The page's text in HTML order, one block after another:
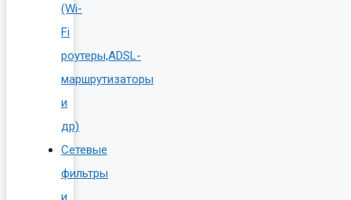
(Wi-
Fi
роутеры,ADSL-
маршрутизаторы
и
др)
Сетевые
фильтры
и